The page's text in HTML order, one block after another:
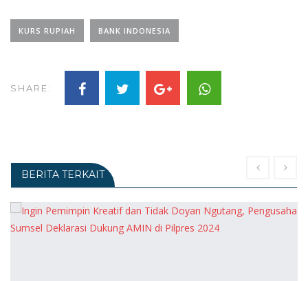
KURS RUPIAH BANK INDONESIA
SHARE:
BERITA TERKAIT